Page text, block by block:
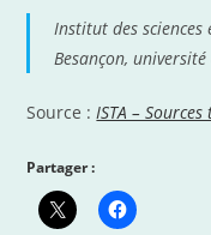
Institut des sciences
Besançon,
Source :ISTA –
Partager :